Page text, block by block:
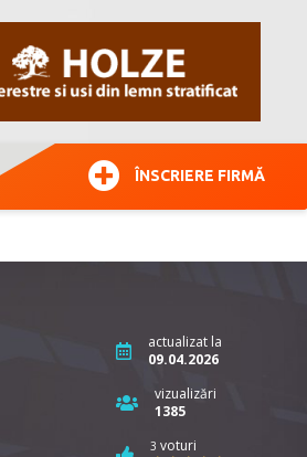
ÎNSCRIERE FIRMĂ
actualizat la
09.04.2026
vizualizări
1385
3 voturi